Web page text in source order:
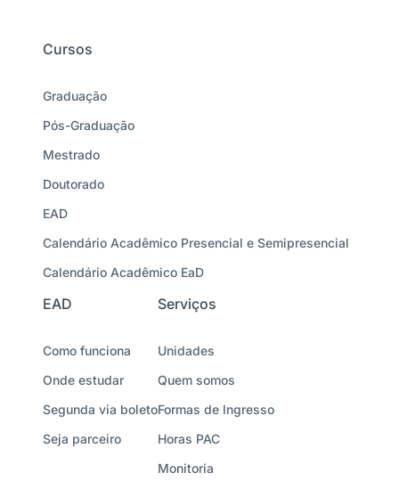
Cursos
Graduação
Pós-Graduação
Mestrado
Doutorado
EAD
Calendário Acadêmico Presencial e Semipresencial
Calendário Acadêmico EaD
EAD
Como funciona
Onde estudar
Segunda via boleto
Seja parceiro
Serviços
Unidades
Quem somos
Formas de Ingresso
Horas PAC
Monitoria